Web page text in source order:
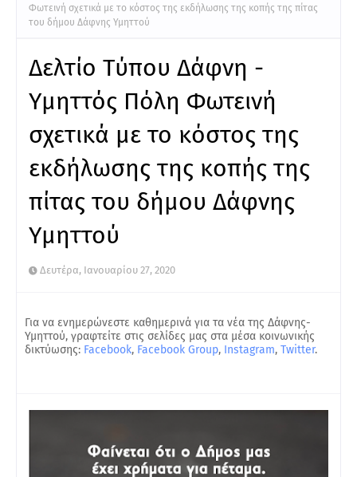
Φωτεινή σχετικά με το κόστος της εκδήλωσης της κοπής της πίτας
του δήμου Δάφνης Υμηττού
Δελτίο Τύπου Δάφνη -
Υμηττός Πόλη Φωτεινή
σχετικά με το κόστος της
εκδήλωσης της κοπής της
πίτας του δήμου Δάφνης
Υμηττού
Δευτέρα, Ιανουαρίου 27, 2020
Για να ενημερώνεστε καθημερινά για τα νέα της Δάφνης-
Υμηττού, γραφτείτε στις σελίδες μας στα μέσα κοινωνικής
δικτύωσης: Facebook, Facebook Group, Instagram, Twitter.